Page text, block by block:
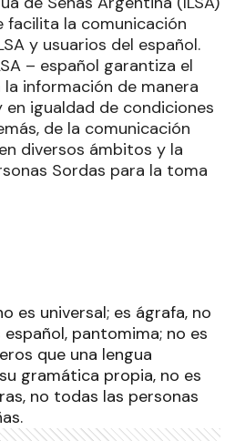
facilita la comunicación
y usuarios del español.
– español garantiza el
información de manera
igualdad de condiciones
de la comunicación
diversos ámbitos y la
Sordas para la toma
es universal; es ágrafa, no
pantomima; no es
que una lengua
gramática propia, no es
no todas las personas